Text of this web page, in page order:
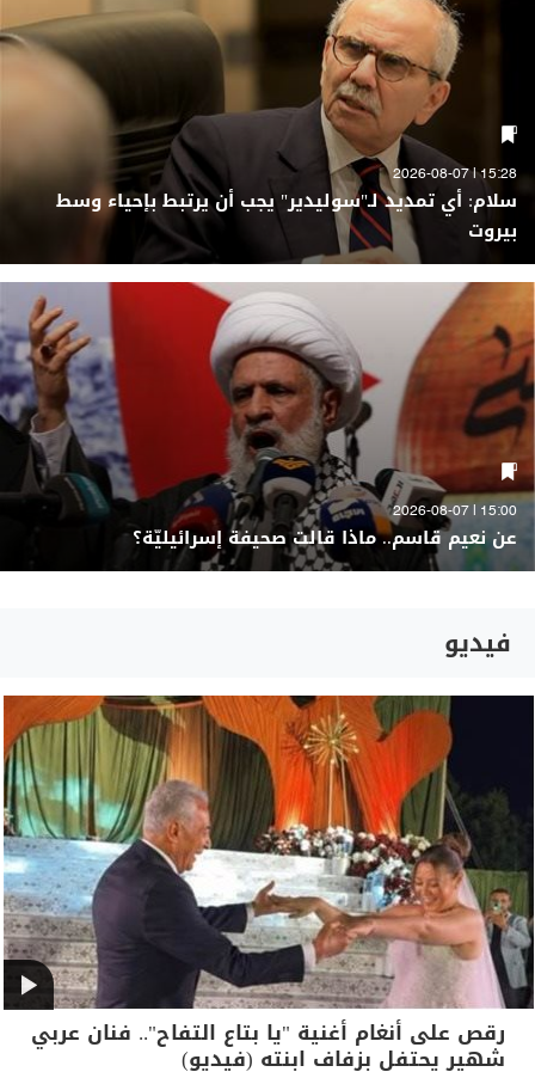
15:28 | 2026-08-07
سلام: أي تمديد لـ"سوليدير" يجب أن يرتبط بإحياء وسط
بيروت
15:00 | 2026-08-07
عن نعيم قاسم.. ماذا قالت صحيفة إسرائيليّة؟
فيديو
رقص على أنغام أغنية "يا بتاع التفاح".. فنان عربي
شهير يحتفل بزفاف ابنته (فيديو)